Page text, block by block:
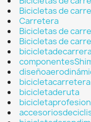
Bicicletas de
Carretera
Bicicletas de
Bicicletas de
bicicletacarretera
bicicletaderuta